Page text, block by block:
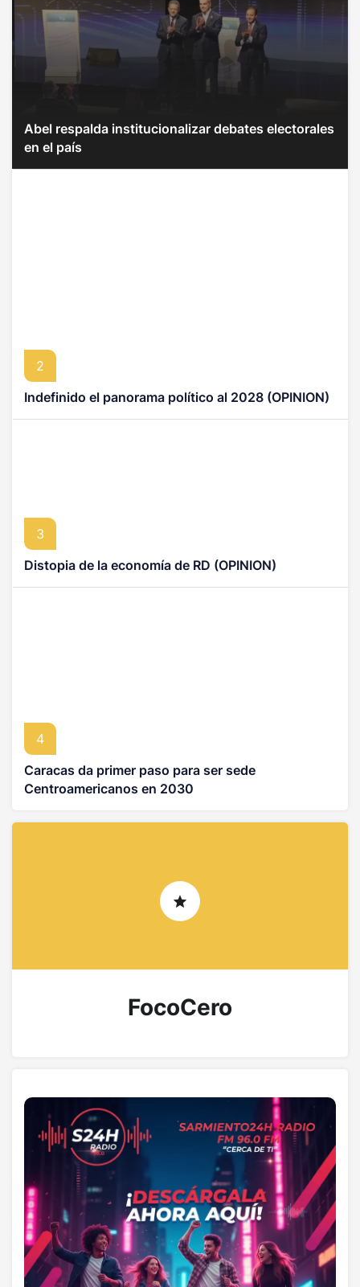
Abel respalda institucionalizar debates electorales
en el país
2
Indefinido el panorama político al 2028 (OPINION)
3
Distopia de la economía de RD (OPINION)
4
Caracas da primer paso para ser sede
Centroamericanos en 2030
FocoCero